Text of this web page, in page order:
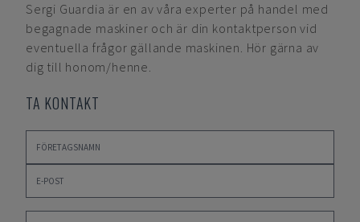
Sergi Guardia är en av våra experter på handel med
begagnade maskiner och är din kontaktperson vid
eventuella frågor gällande maskinen. Hör gärna av
dig till honom/henne.
TA KONTAKT